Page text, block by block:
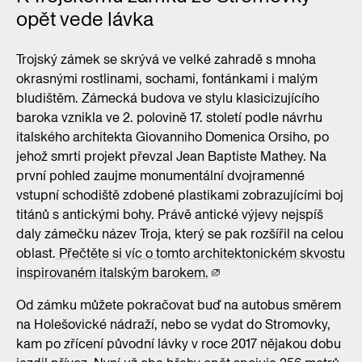
opět vede lávka
Trojský zámek se skrývá ve velké zahradě s mnoha
okrasnými rostlinami, sochami, fontánkami i malým
bludištěm. Zámecká budova ve stylu klasicizujícího
baroka vznikla ve 2. polovině 17. století podle návrhu
italského architekta Giovanniho Domenica Orsiho, po
jehož smrti projekt převzal Jean Baptiste Mathey. Na
první pohled zaujme monumentální dvojramenné
vstupní schodiště zdobené plastikami zobrazujícími boj
titánů s antickými bohy. Právě antické výjevy nejspíš
daly zámečku název Troja, který se pak rozšířil na celou
oblast. Přečtěte si víc o tomto architektonickém skvostu
inspirovaném italským barokem.
Od zámku můžete pokračovat buď na autobus směrem
na Holešovické nádraží, nebo se vydat do Stromovky,
kam po zřícení původní lávky v roce 2017 nějakou dobu